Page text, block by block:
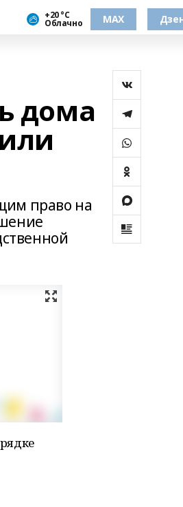
+20 °С
Облачно МАХ
дома
право на